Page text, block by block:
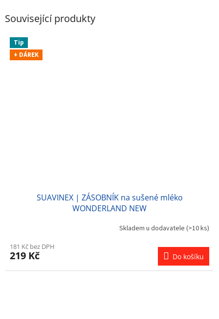
Související produkty
Tip
+ DÁREK
SUAVINEX | ZÁSOBNÍK na sušené mléko
WONDERLAND NEW
Skladem u dodavatele (>10 ks)
181 Kč bez DPH
219 Kč Do košíku